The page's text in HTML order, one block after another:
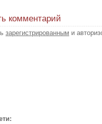
комментарий
зарегистрированным и